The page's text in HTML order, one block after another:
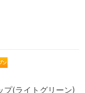
プ(ライトグリーン)